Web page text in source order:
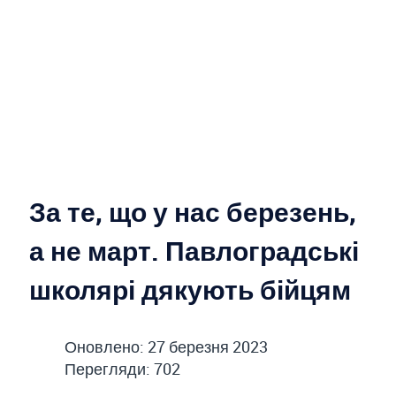
За те, що у нас березень,
а не март. Павлоградські
школярі дякують бійцям
Оновлено: 27 березня 2023
Перегляди: 702